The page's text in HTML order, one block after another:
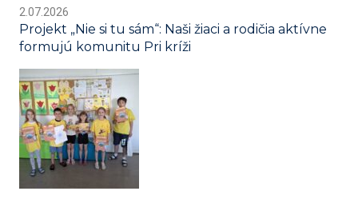
2.07.2026
Projekt „Nie si tu sám“: Naši žiaci a rodičia aktívne
formujú komunitu Pri kríži